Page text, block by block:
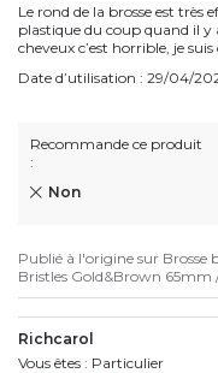
Le rond de la brosse est très
plastique du coup quand il y
cheveux c’est horrible, je suis
Date d’utilisation : 29/04/
Recommande ce produit
:
Non
Publié à l'origine sur Brosse
Bristles Gold&Brown 65mm
Richcarol
Vous êtes : Particulier